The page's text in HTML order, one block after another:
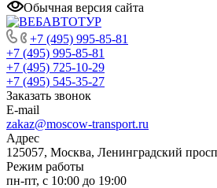
Обычная версия сайта
+7 (495) 995-85-81
+7 (495) 995-85-81
+7 (495) 725-10-29
+7 (495) 545-35-27
Заказать звонок
E-mail
zakaz@moscow-transport.ru
Адрес
125057, Москва, Ленинградский
Режим работы
пн-пт, с 10:00 до 19:00